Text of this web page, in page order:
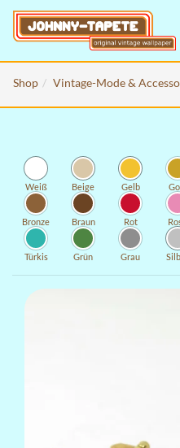
Shop Vintage-Mode &
Weiß Beige Gelb
Bronze Braun Rot
Türkis Grün Grau